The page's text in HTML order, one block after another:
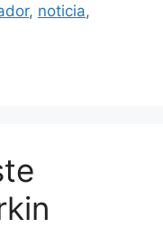
, noticia,